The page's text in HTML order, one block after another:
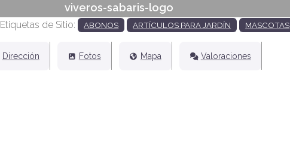
viveros-sabaris-logo
Etiquetas de Sitio: ABONOS ARTÍCULOS PARA JARDÍN MASCOTAS
Dirección Fotos Mapa Valoraciones